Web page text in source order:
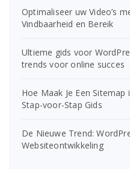
Optimaliseer uw Video’s
Vindbaarheid en Bereik
Ultieme gids voor
trends voor online succes
Hoe Maak Je Een
Stap-voor-Stap Gids
De Nieuwe Trend:
Websiteontwikkeling